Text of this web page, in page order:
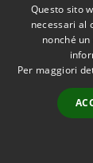
Accessibilità
Questo sito
necessari al
nonché
Per maggiori